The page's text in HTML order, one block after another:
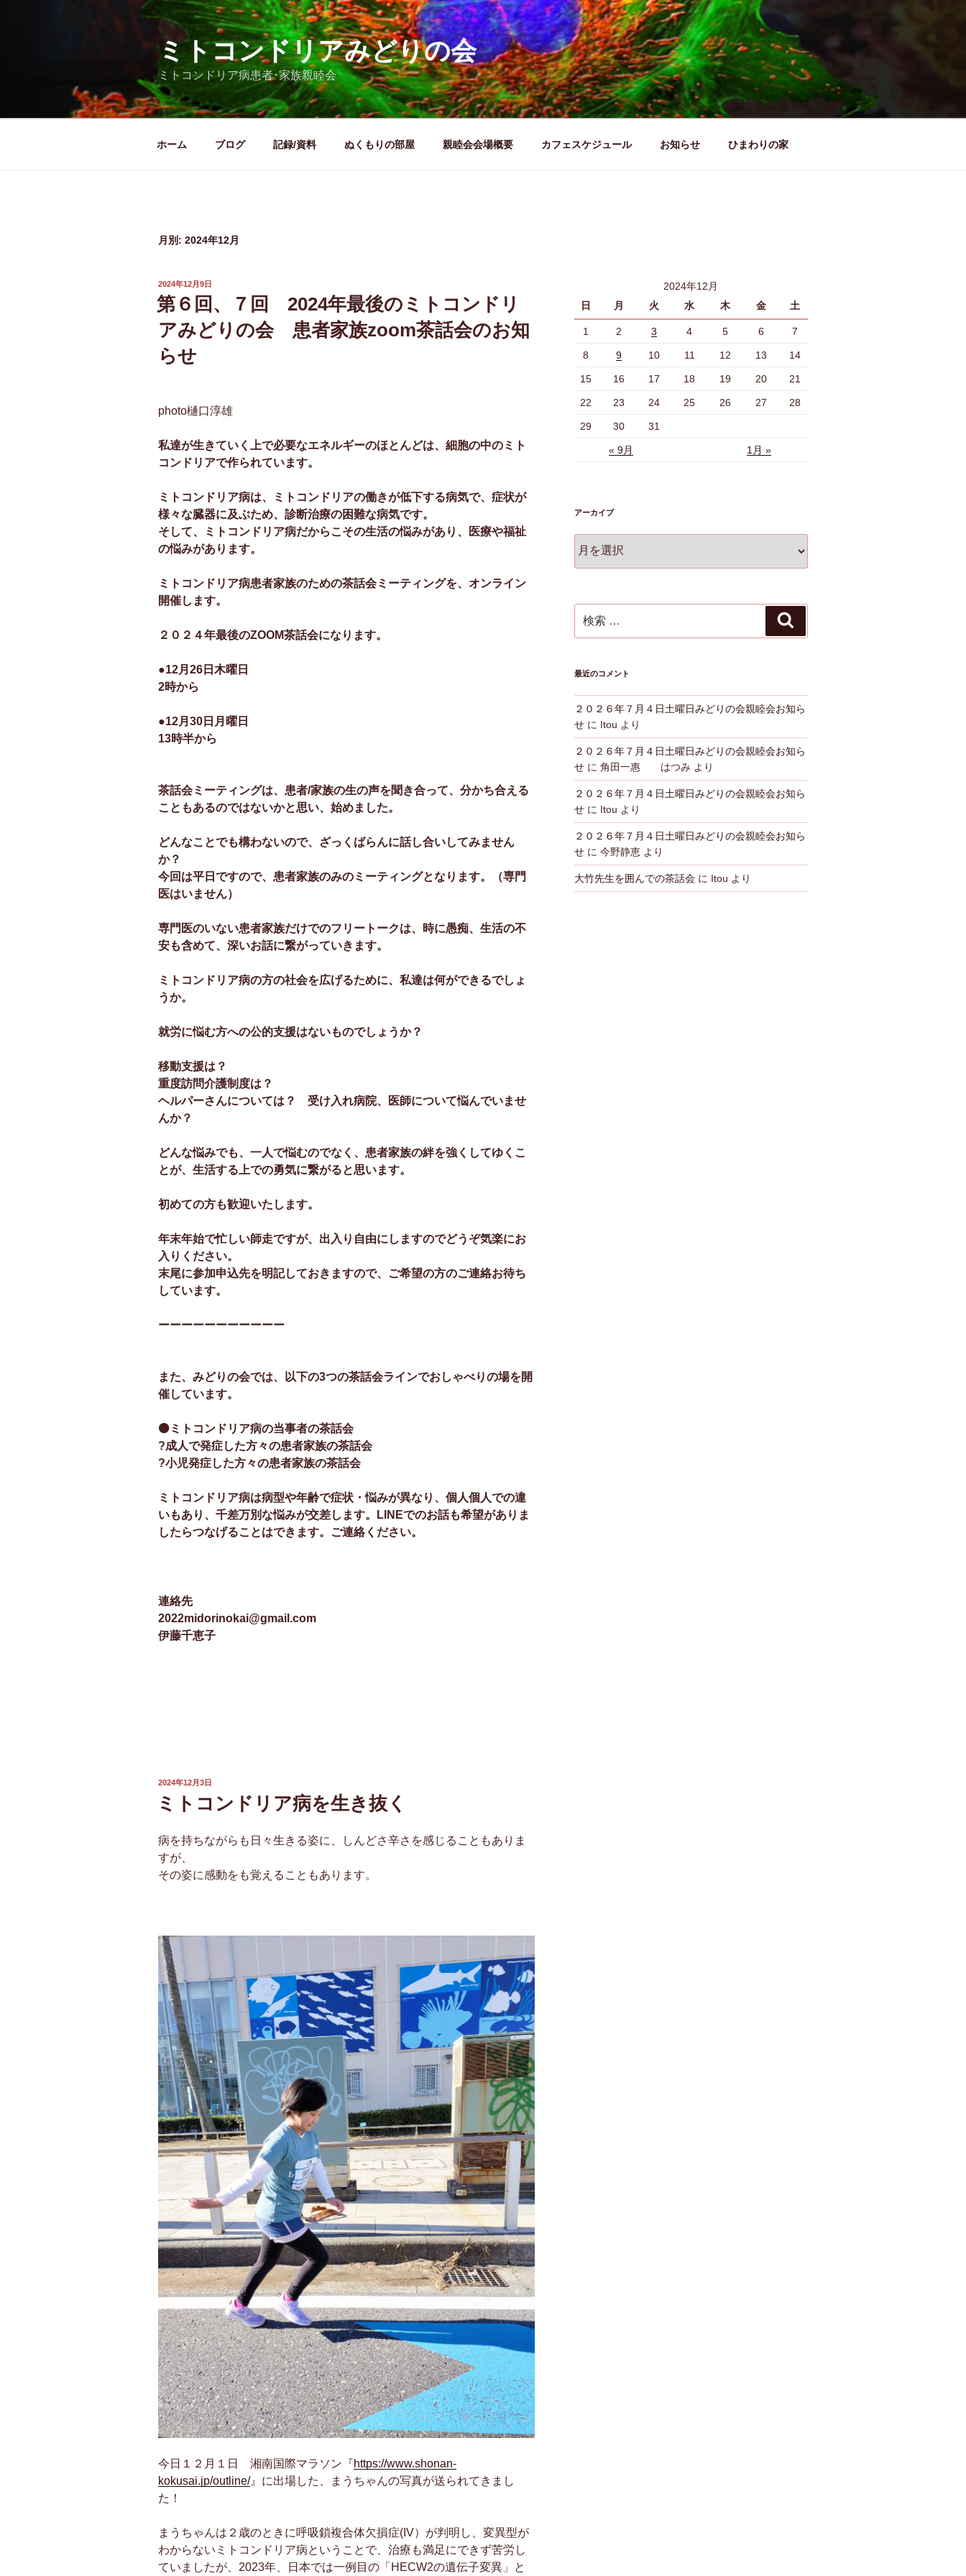
ミトコンドリアみどりの会
ミトコンドリア病患者･家族親睦会
ホーム ブログ 記録/資料 ぬくもりの部屋 親睦会会場概要 カフェスケジュール お知らせ ひまわりの家
月別: 2024年12月
投
稿
日:
2024年12月9日
第６回、７回 2024年最後のミトコンドリ
アみどりの会 患者家族zoom茶話会のお知
らせ
photo樋口淳雄
私達が生きていく上で必要なエネルギーのほとんどは、細胞の中のミト
コンドリアで作られています。
ミトコンドリア病は、ミトコンドリアの働きが低下する病気で、症状が
様々な臓器に及ぶため、診断治療の困難な病気です。
そして、ミトコンドリア病だからこその生活の悩みがあり、医療や福祉
の悩みがあります。
ミトコンドリア病患者家族のための茶話会ミーティングを、オンライン
開催します。
２０２４年最後のZOOM茶話会になります。
●12月26日木曜日
2時から
●12月30日月曜日
13時半から
茶話会ミーティングは、患者/家族の生の声を聞き合って、分かち合える
こともあるのではないかと思い、始めました。
どんなことでも構わないので、ざっくばらんに話し合いしてみません
か？
今回は平日ですので、患者家族のみのミーティングとなります。（専門
医はいません）
専門医のいない患者家族だけでのフリートークは、時に愚痴、生活の不
安も含めて、深いお話に繋がっていきます。
ミトコンドリア病の方の社会を広げるために、私達は何ができるでしょ
うか。
就労に悩む方への公的支援はないものでしょうか？
移動支援は？
重度訪問介護制度は？
ヘルパーさんについては？ 受け入れ病院、医師について悩んでいませ
んか？
どんな悩みでも、 一人で悩むのでなく、患者家族の絆を強くしてゆくこ
とが、生活する上での勇気に繋がると思います。
初めての方も歓迎いたします。
年末年始で忙しい師走ですが、出入り自由にしますのでどうぞ気楽にお
入りください。
末尾に参加申込先を明記しておきますので、ご希望の方のご連絡お待ち
しています。
ーーーーーーーーーーー
また、みどりの会では、以下の3つの茶話会ラインでおしゃべりの場を開
催しています。
⚫ミトコンドリア病の当事者の茶話会
?成人で発症した方々の患者家族の茶話会
?小児発症した方々の患者家族の茶話会
ミトコンドリア病は病型や年齢で症状・悩みが異なり、個人個人での違
いもあり、千差万別な悩みが交差します。LINEでのお話も希望がありま
したらつなげることはできます。ご連絡ください。
連絡先
2022midorinokai@gmail.com
伊藤千恵子
投
日:
2024年12月3日
ミトコンドリア病を生き抜く
病を持ちながらも日々生きる姿に、しんどさ辛さを感じることもありま
すが、
その姿に感動をも覚えることもあります。
今日１２月１日 湘南国際マラソン『https://www.shonan-
kokusai.jp/outline/』に出場した、まうちゃんの写真が送られてきまし
た！
まうちゃんは２歳のときに呼吸鎖複合体欠損症(IV）が判明し、変異型が
わからないミトコンドリア病ということで、治療も満足にできず苦労し
ていましたが、2023年、日本では一例目の「HECW2の遺伝子変異」と
2024年12月
日
月 火 水 木 金 土
« 9月 1月 »
1 2 3 4 5 6 7
8 9 10 11 12 13 14
15 16 17 18 19 20 21
22 23 24 25 26 27 28
29 30 31
アーカイブ
ー
ブ
索:
索
最近のコメント
２０２６年７月４日土曜日みどりの会親睦会お知ら
せに Itou より
２０２６年７月４日土曜日みどりの会親睦会お知ら
せに 角田一惠 はつみ より
２０２６年７月４日土曜日みどりの会親睦会お知ら
せに Itou より
２０２６年７月４日土曜日みどりの会親睦会お知ら
せに 今野静恵より
大竹先生を囲んでの茶話会に Itou より